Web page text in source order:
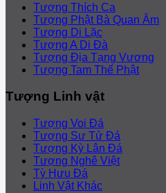
Tượng Thích Ca
Tượng Phật Bà Quan Âm
Tượng Di Lặc
Tượng A Di Đà
Tượng Địa Tạng Vương
Tượng Tam Thế Phật
Tượng Linh vật
Tượng Voi Đá
Tượng Sư Tử Đá
Tượng Kỳ Lân Đá
Tượng Nghê Việt
Tỳ Hưu Đá
Linh Vật Khác